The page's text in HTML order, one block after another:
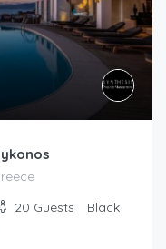
20 Guests
Black